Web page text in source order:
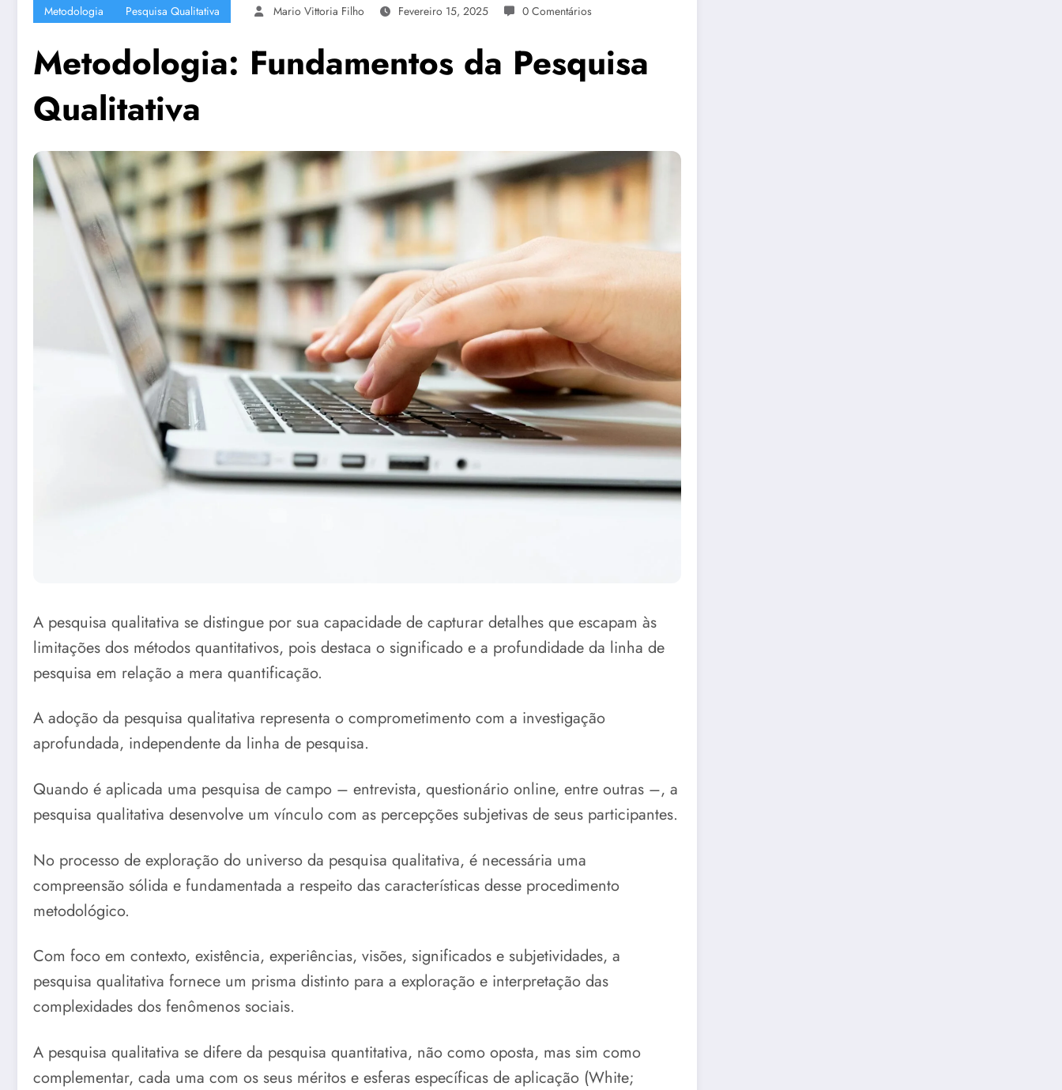
Metodologia Pesquisa Qualitativa Mario Vittoria Filho Fevereiro 15, 2025 0 Comentários
Metodologia: Fundamentos da Pesquisa
Qualitativa
A pesquisa qualitativa se distingue por sua capacidade de capturar detalhes que escapam às
limitações dos métodos quantitativos, pois destaca o significado e a profundidade da linha de
pesquisa em relação a mera quantificação.
A adoção da pesquisa qualitativa representa o comprometimento com a investigação
aprofundada, independente da linha de pesquisa.
Quando é aplicada uma pesquisa de campo – entrevista, questionário online, entre outras –, a
pesquisa qualitativa desenvolve um vínculo com as percepções subjetivas de seus participantes.
No processo de exploração do universo da pesquisa qualitativa, é necessária uma
compreensão sólida e fundamentada a respeito das características desse procedimento
metodológico.
Com foco em contexto, existência, experiências, visões, significados e subjetividades, a
pesquisa qualitativa fornece um prisma distinto para a exploração e interpretação das
complexidades dos fenômenos sociais.
A pesquisa qualitativa se difere da pesquisa quantitativa, não como oposta, mas sim como
complementar, cada uma com os seus méritos e esferas específicas de aplicação (White;